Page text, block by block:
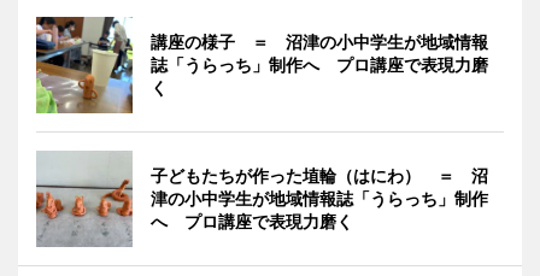
講座の様子 ＝ 沼津の小中学生が地域情報
誌「うらっち」制作へ プロ講座で表現力磨
く
子どもたちが作った埴輪（はにわ） ＝ 沼
津の小中学生が地域情報誌「うらっち」制作
へ プロ講座で表現力磨く